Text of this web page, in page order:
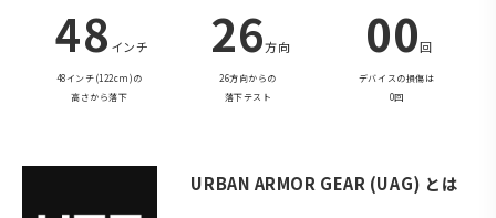
48 インチ
48インチ(122cm)の
高さから落下
26方向
26方向からの
落下テスト
00回
デバイスの損傷は
0回
URBAN ARMOR GEAR (UAG) とは